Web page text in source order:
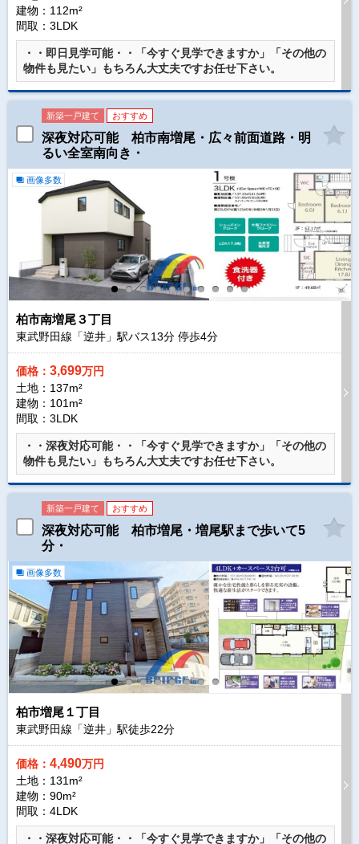
建物：112m²
間取：3LDK
・・即日見学可能・・「今すぐ見学できますか」「その他の
物件も見たい」もちろん大丈夫ですお任せ下さい。
新築一戸建て おすすめ
深夜対応可能 柏市南増尾・広々前面道路・明
るい全室南向き・
画像多数
柏市南増尾３丁目
東武野田線「逆井」駅バス13分 停歩4分
価格： 3,699万円
土地：137m²
建物：101m²
間取：3LDK
・・深夜対応可能・・「今すぐ見学できますか」「その他の
物件も見たい」もちろん大丈夫ですお任せ下さい。
新築一戸建て おすすめ
深夜対応可能 柏市増尾・増尾駅まで歩いて5
分・
画像多数
柏市増尾１丁目
東武野田線「逆井」駅徒歩22分
価格： 4,490万円
土地：131m²
建物：90m²
間取：4LDK
・・深夜対応可能・・「今すぐ見学できますか」「その他の